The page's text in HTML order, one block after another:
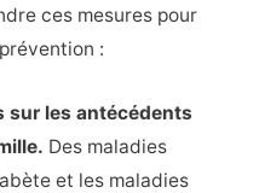
ces mesures pour
:
sur les antécédents
Des maladies
et les maladies